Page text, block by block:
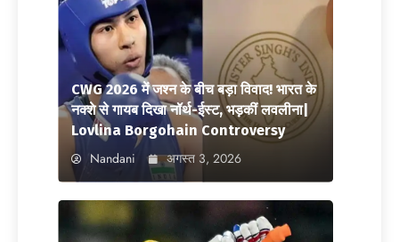
CWG 2026 में जश्न के बीच बड़ा विवाद! भारत के
नक्शे से गायब दिखा नॉर्थ-ईस्ट, भड़कीं लवलीना|
Lovlina Borgohain Controversy
Nandani अगस्त 3, 2026